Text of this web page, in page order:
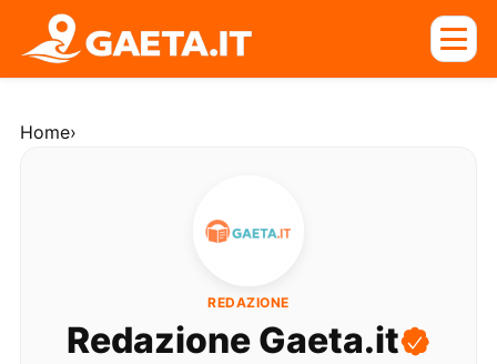
Home›
REDAZIONE
Redazione Gaeta.it